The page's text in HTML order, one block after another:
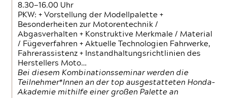
8.30—16.00 Uhr
PKW: + Vorstellung der Modellpalette +
Besonderheiten zur Motorentechnik /
Abgasverhalten + Konstruktive Merkmale / Material
/ Fügeverfahren + Aktuelle Technologien Fahrwerke,
Fahrerassistenz + Instandhaltungsrichtlinien des
Herstellers Moto…
Bei diesem Kombinationsseminar werden die
Teilnehmer*Innen an der top ausgestatteten Honda-
Akademie mithilfe einer großen Palette an